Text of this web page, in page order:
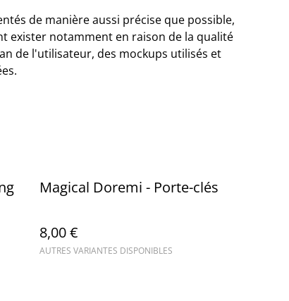
de manière aussi précise que possible,
exister notamment en raison de la qualité
de l'utilisateur, des mockups utilisés et
Magical Doremi - Porte-clés
8,00 €
AUTRES VARIANTES DISPONIBLES